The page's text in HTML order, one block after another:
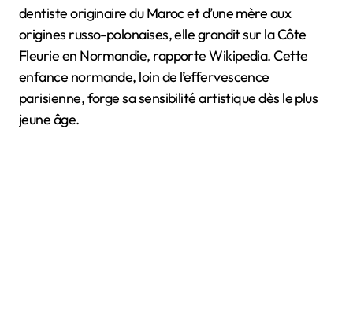
dentiste originaire du Maroc et d’une mère aux
origines russo-polonaises, elle grandit sur la Côte
Fleurie en Normandie, rapporte Wikipedia. Cette
enfance normande, loin de l’effervescence
parisienne, forge sa sensibilité artistique dès le plus
jeune âge.